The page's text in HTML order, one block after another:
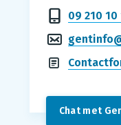
09 210 10
Chat met